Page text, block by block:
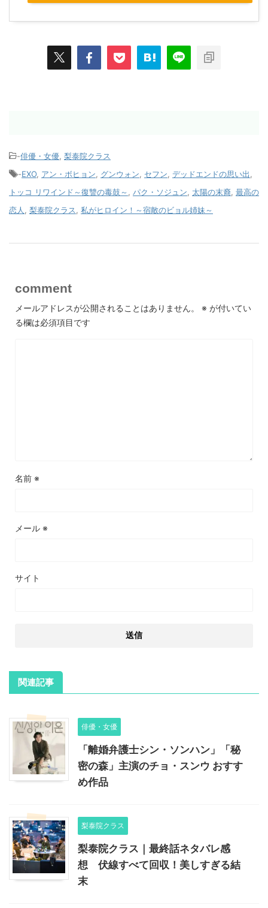
-俳優・女優, 梨泰院クラス
-EXO, アン・ボヒョン, グンウォン, セフン, デッドエンドの思い出,
トッコ リワインド～復讐の毒鼓～ , パク・ソジュン, 太陽の末裔, 最高の
恋人, 梨泰院クラス, 私がヒロイン！～宿敵のビョル姉妹～
comment
メールアドレスが公開されることはありません。 ※ が付いてい
る欄は必須項目です
名前 ※
メール ※
サイト
関連記事
俳優・女優
「離婚弁護士シン・ソンハン」「秘
密の森」主演のチョ・スンウ おすす
め作品
梨泰院クラス
梨泰院クラス｜最終話ネタバレ感
想 伏線すべて回収！美しすぎる結
末